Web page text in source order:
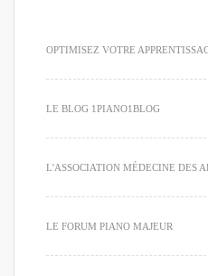
OPTIMISEZ VOTRE
LE BLOG 1PIANO1BLOG
L'ASSOCIATION MÉDECINE DES
LE FORUM PIANO MAJEUR